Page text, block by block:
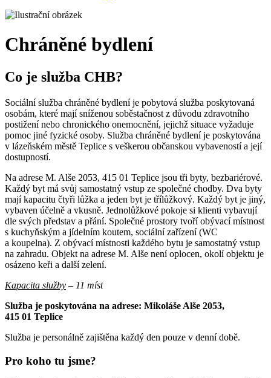
Chráněné bydlení
Co je služba CHB?
Sociální služba chráněné bydlení je pobytová služba poskytovaná
osobám, které mají sníženou soběstačnost z důvodu zdravotního
postižení nebo chronického onemocnění, jejichž situace vyžaduje
pomoc jiné fyzické osoby. Služba chráněné bydlení je poskytována
v lázeňském městě Teplice s veškerou občanskou vybaveností a její
dostupností.
Na adrese M. Alše 2053, 415 01 Teplice jsou tři byty, bezbariérové.
Každý byt má svůj samostatný vstup ze společné chodby. Dva byty
mají kapacitu čtyři lůžka a jeden byt je třílůžkový. Každý byt je jiný,
vybaven účelně a vkusně. Jednolůžkové pokoje si klienti vybavují
dle svých představ a přání. Společné prostory tvoří obývací místnost
s kuchyňským a jídelním koutem, sociální zařízení (WC
a koupelna). Z obývací místnosti každého bytu je samostatný vstup
na zahradu. Objekt na adrese M. Alše není oplocen, okolí objektu je
osázeno keři a další zelení.
Kapacita služby – 11 míst
Služba je poskytována na adrese: Mikoláše Alše 2053,
415 01 Teplice
Služba je personálně zajištěna každý den pouze v denní době.
Pro koho tu jsme?